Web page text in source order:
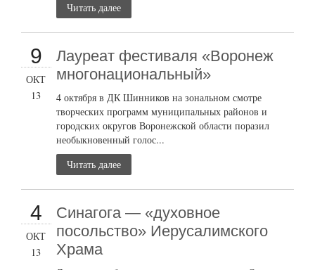
Читать далее
9
ОКТ
13
Лауреат фестиваля «Воронеж
многонациональный»
4 октября в ДК Шинников на зональном смотре
творческих программ муниципальных районов и
городских округов Воронежской области поразил
необыкновенный голос...
Читать далее
4
ОКТ
13
Синагога — «духовное
посольство» Иерусалимского
Храма